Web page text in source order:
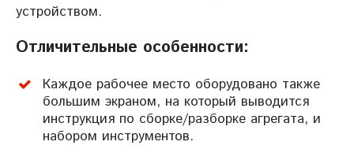
устройством.
Отличительные особенности:
Каждое рабочее место оборудовано также
большим экраном, на который выводится
инструкция по сборке/разборке агрегата, и
набором инструментов.